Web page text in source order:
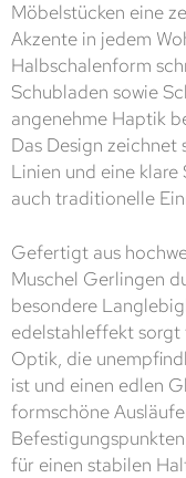
Möbelstücken eine
Akzente in jedem
Halbschalenform
Schubladen sowie
angenehme Haptik
Das Design zeichnet
Linien und eine
auch traditionelle
Gefertigt aus
Muschel Gerlingen
besondere
edelstahleffekt
Optik, die
ist und einen edlen
formschöne
für einen stabilen